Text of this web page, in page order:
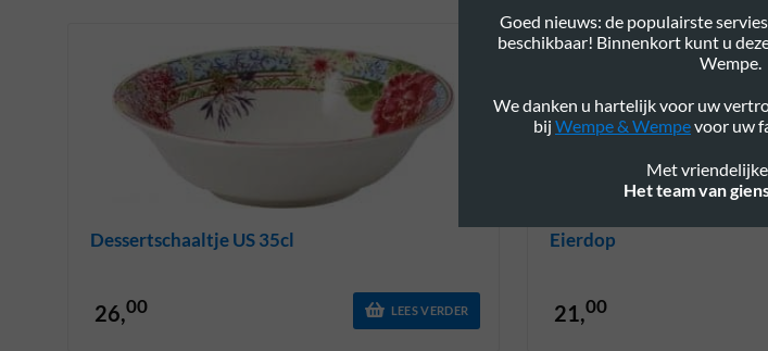
Dessertschaaltje US 35cl
26,00 LEES VERDER
Eierdop
21,00
Goed nieuws: de populairste
beschikbaar! Binnenkort kunt u
Wempe.
We danken u hartelijk voor uw
bij Wempe & Wempevoor uw
Met
Het team van